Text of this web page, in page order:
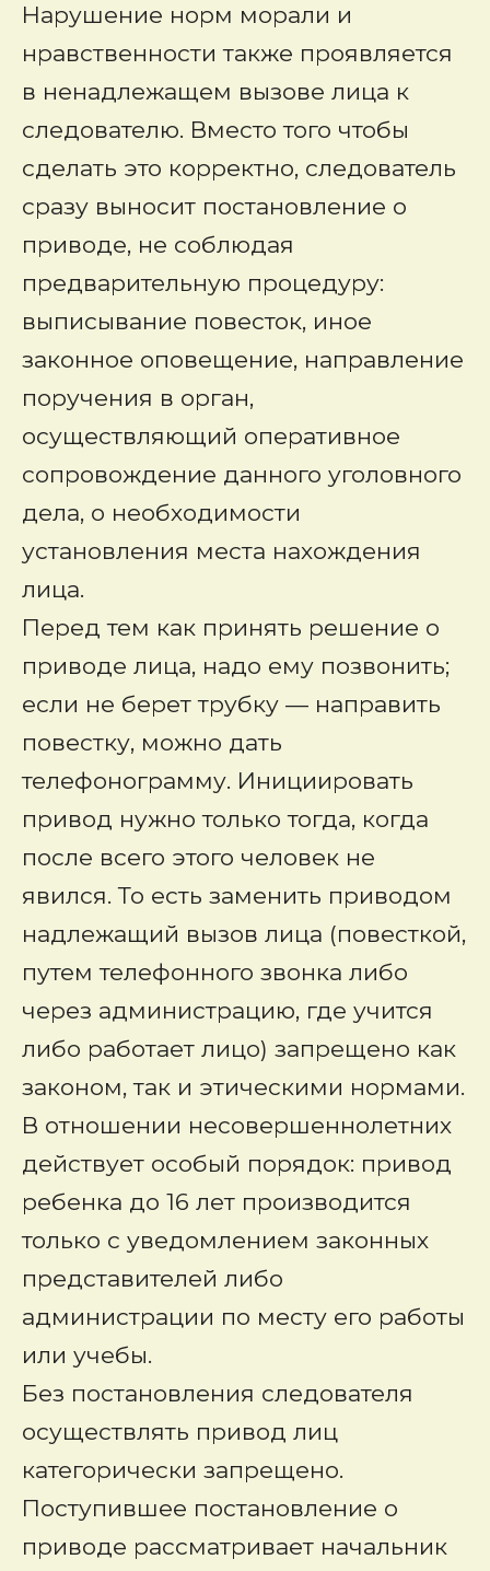
Нарушение норм морали и
нравственности также проявляется
в ненадлежащем вызове лица к
следователю. Вместо того чтобы
сделать это корректно, следователь
сразу выносит постановление о
приводе, не соблюдая
предварительную процедуру:
выписывание повесток, иное
законное оповещение, направление
поручения в орган,
осуществляющий оперативное
сопровождение данного уголовного
дела, о необходимости
установления места нахождения
лица.
Перед тем как принять решение о
приводе лица, надо ему позвонить;
если не берет трубку — направить
повестку, можно дать
телефонограмму. Инициировать
привод нужно только тогда, когда
после всего этого человек не
явился. То есть заменить приводом
надлежащий вызов лица (повесткой,
путем телефонного звонка либо
через администрацию, где учится
либо работает лицо) запрещено как
законом, так и этическими нормами.
В отношении несовершеннолетних
действует особый порядок: привод
ребенка до 16 лет производится
только с уведомлением законных
представителей либо
администрации по месту его работы
или учебы.
Без постановления следователя
осуществлять привод лиц
категорически запрещено.
Поступившее постановление о
приводе рассматривает начальник